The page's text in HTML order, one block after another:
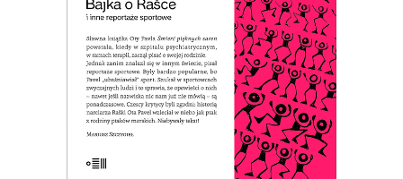
E-BOOK DO KOSZYKA
ich nazwiska nic nam już nie mówią – są
ponadczasowe.